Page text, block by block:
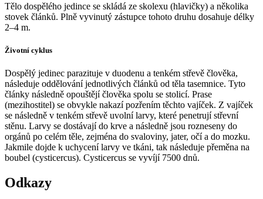
Tělo dospělého jedince se skládá ze skolexu (hlavičky) a několika
stovek článků. Plně vyvinutý zástupce tohoto druhu dosahuje délky
2–4 m.
Životní cyklus
Dospělý jedinec parazituje v duodenu a tenkém střevě člověka,
následuje oddělování jednotlivých článků od těla tasemnice. Tyto
články následně opouštějí člověka spolu se stolicí. Prase
(mezihostitel) se obvykle nakazí pozřením těchto vajíček. Z vajíček
se následně v tenkém střevě uvolní larvy, které penetrují střevní
stěnu. Larvy se dostávají do krve a následně jsou rozneseny do
orgánů po celém těle, zejména do svaloviny, jater, očí a do mozku.
Jakmile dojde k uchycení larvy ve tkáni, tak následuje přeměna na
boubel (cysticercus). Cysticercus se vyvíjí 7500 dnů.
Odkazy